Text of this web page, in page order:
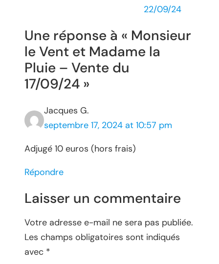
22/09/24
Une réponse à « Monsieur
le Vent et Madame la
Pluie – Vente du
17/09/24 »
Jacques G.
septembre 17, 2024 at 10:57 pm
Adjugé 10 euros (hors frais)
Répondre
Laisser un commentaire
Votre adresse e-mail ne sera pas publiée.
Les champs obligatoires sont indiqués
avec *